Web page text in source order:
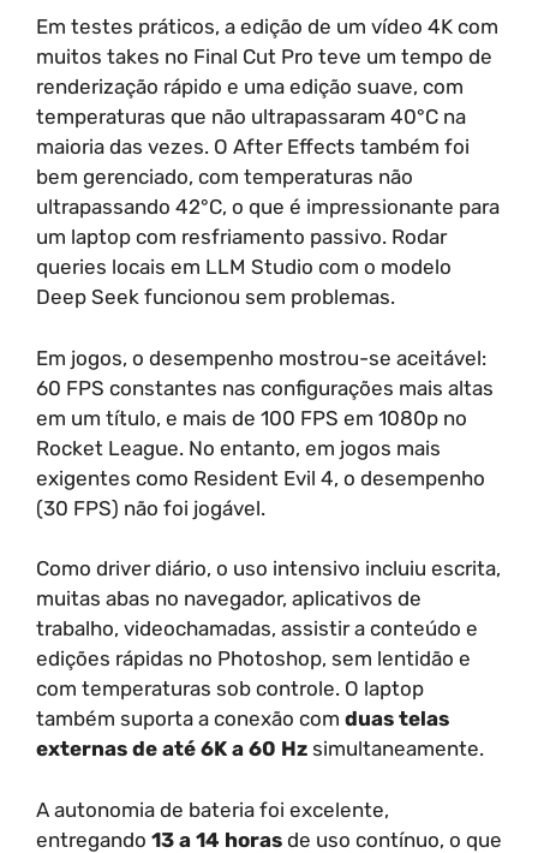
Em testes práticos, a edição de um vídeo 4K com
muitos takes no Final Cut Pro teve um tempo de
renderização rápido e uma edição suave, com
temperaturas que não ultrapassaram 40°C na
maioria das vezes. O After Effects também foi
bem gerenciado, com temperaturas não
ultrapassando 42°C, o que é impressionante para
um laptop com resfriamento passivo. Rodar
queries locais em LLM Studio com o modelo
Deep Seek funcionou sem problemas.
Em jogos, o desempenho mostrou-se aceitável:
60 FPS constantes nas configurações mais altas
em um título, e mais de 100 FPS em 1080p no
Rocket League. No entanto, em jogos mais
exigentes como Resident Evil 4, o desempenho
(30 FPS) não foi jogável.
Como driver diário, o uso intensivo incluiu escrita,
muitas abas no navegador, aplicativos de
trabalho, videochamadas, assistir a conteúdo e
edições rápidas no Photoshop, sem lentidão e
com temperaturas sob controle. O laptop
também suporta a conexão com duas telas
externas de até 6K a 60 Hz simultaneamente.
A autonomia de bateria foi excelente,
entregando 13 a 14 horas de uso contínuo, o que